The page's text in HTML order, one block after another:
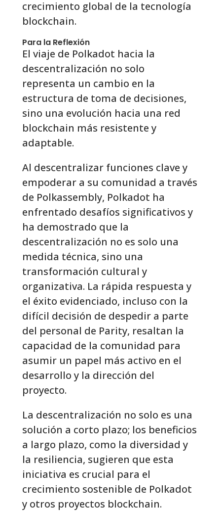
crecimiento global de la tecnología
blockchain.
Para la Reflexión
El viaje de Polkadot hacia la
descentralización no solo
representa un cambio en la
estructura de toma de decisiones,
sino una evolución hacia una red
blockchain más resistente y
adaptable.
Al descentralizar funciones clave y
empoderar a su comunidad a través
de Polkassembly, Polkadot ha
enfrentado desafíos significativos y
ha demostrado que la
descentralización no es solo una
medida técnica, sino una
transformación cultural y
organizativa. La rápida respuesta y
el éxito evidenciado, incluso con la
difícil decisión de despedir a parte
del personal de Parity, resaltan la
capacidad de la comunidad para
asumir un papel más activo en el
desarrollo y la dirección del
proyecto.
La descentralización no solo es una
solución a corto plazo; los beneficios
a largo plazo, como la diversidad y
la resiliencia, sugieren que esta
iniciativa es crucial para el
crecimiento sostenible de Polkadot
y otros proyectos blockchain.